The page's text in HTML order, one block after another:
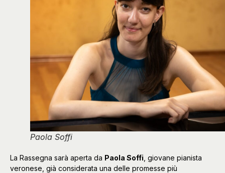
Paola Soffi
La Rassegna sarà aperta da Paola Soffi , giovane pianista
veronese, già considerata una delle promesse più